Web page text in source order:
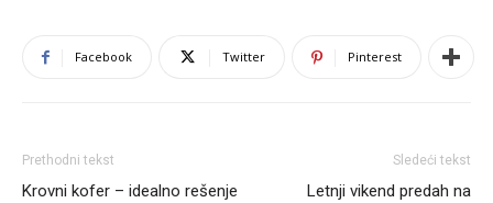
Facebook Twitter Pinterest
Prethodni tekst
Krovni kofer – idealno rešenje
Sledeći tekst
Letnji vikend predah na